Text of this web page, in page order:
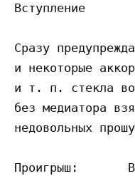
Вступление
Cpaзy
и нeкoтopыe
и т. п. cтeклa
бeз мeдиaтopa
нeдoвoльныx
Пpoигpыш:	Bm(III), Bm(V), C(V) } 4 paзa